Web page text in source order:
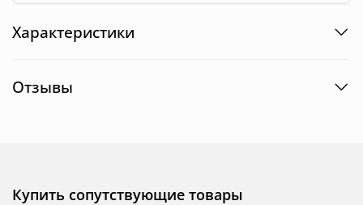
Характеристики
Отзывы
Купить сопутствующие товары